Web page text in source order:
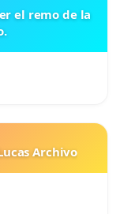
Archivo